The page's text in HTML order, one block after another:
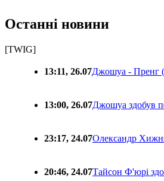
Останні новини
[TWIG]
13:11, 26.07Джошуа - Пренг
13:00, 26.07Джошуа здобув
23:17, 24.07Олександр
20:46, 24.07Тайсон Ф'юрі